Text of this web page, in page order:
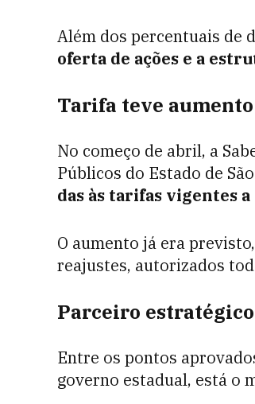
Além dos percentuais de
oferta de ações e a
Tarifa teve
No começo de abril, a
Públicos do Estado de
das às tarifas vigentes
O aumento já era
reajustes, autorizados
Parceiro
Entre os pontos
governo estadual, está o